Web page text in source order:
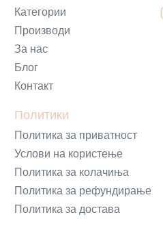
Категории
Производи
За нас
Блог
Контакт
Политики
Политика за приватност
Услови на користење
Политика за колачиња
Политика за рефундирање
Политика за достава